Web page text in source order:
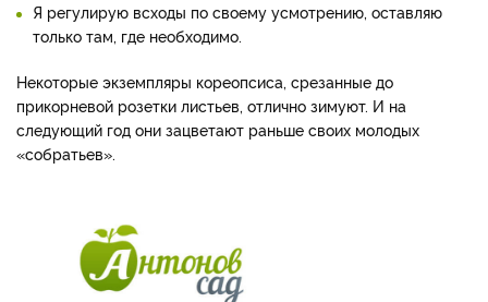
Я регулирую всходы по своему усмотрению, оставляю
только там, где необходимо.
Некоторые экземпляры кореопсиса, срезанные до
прикорневой розетки листьев, отлично зимуют. И на
следующий год они зацветают раньше своих молодых
«собратьев».